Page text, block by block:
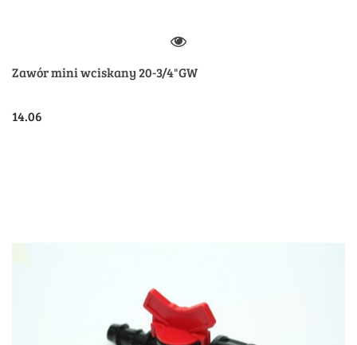
Zawór mini wciskany 20-3/4"GW
14.06